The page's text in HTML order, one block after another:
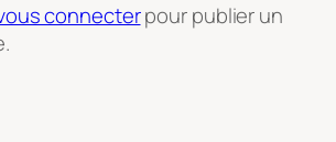
connecterpour publier un